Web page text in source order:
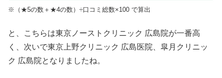
※（★5の数＋★4の数）÷口コミ総数×100 で算出
と、こちらは東京ノーストクリニック 広島院が一番高
く、次いで東京上野クリニック 広島医院、皐月クリニッ
ク 広島院となりましたね。